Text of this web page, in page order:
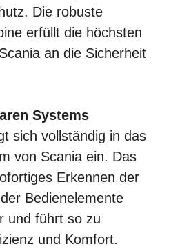
Die robuste
erfüllt die höchsten
an die Sicherheit
Systems
sich vollständig in das
von Scania ein. Das
Erkennen der
Bedienelemente
und führt so zu
und Komfort.